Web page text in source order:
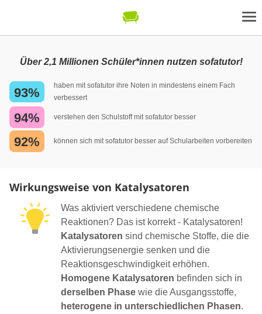
Über 2,1 Millionen Schüler*innen nutzen sofatutor!
93%
haben mit sofatutor ihre Noten in mindestens einem Fach
verbessert
94% verstehen den Schulstoff mit sofatutor besser
92% können sich mit sofatutor besser auf Schularbeiten vorbereiten
Wirkungsweise von Katalysatoren
Was aktiviert verschiedene chemische
Reaktionen? Das ist korrekt - Katalysatoren!
Katalysatoren sind chemische Stoffe, die die
Aktivierungsenergie senken und die
Reaktionsgeschwindigkeit erhöhen.
Homogene Katalysatoren befinden sich in
derselben Phase wie die Ausgangsstoffe,
heterogene in unterschiedlichen Phasen.